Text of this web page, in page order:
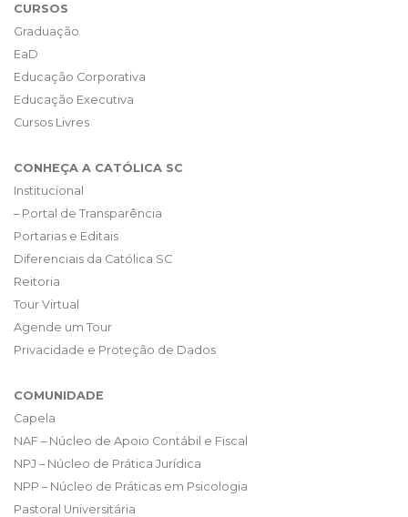
CURSOS
Graduação
EaD
Educação Corporativa
Educação Executiva
Cursos Livres
CONHEÇA A CATÓLICA SC
Institucional
– Portal de Transparência
Portarias e Editais
Diferenciais da Católica SC
Reitoria
Tour Virtual
Agende um Tour
Privacidade e Proteção de Dados
COMUNIDADE
Capela
NAF – Núcleo de Apoio Contábil e Fiscal
NPJ – Núcleo de Prática Jurídica
NPP – Núcleo de Práticas em Psicologia
Pastoral Universitária